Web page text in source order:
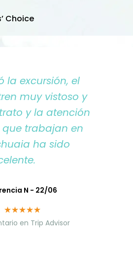
Choice
la excursión, el
muy vistoso y
y la atención
trabajan en
ha sido
N - 22/06
en Trip Advisor